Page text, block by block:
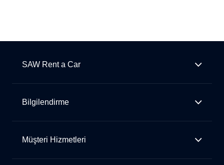
SAW Rent a Car
Bilgilendirme
Müşteri Hizmetleri